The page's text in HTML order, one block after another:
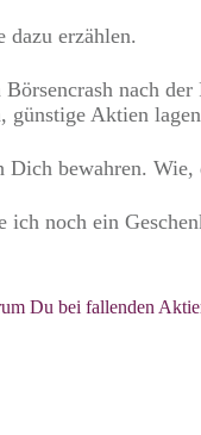
erzählen.
nach
günstige Aktien
Dich bewahren. Wie,
ich noch ein
Du bei fallenden